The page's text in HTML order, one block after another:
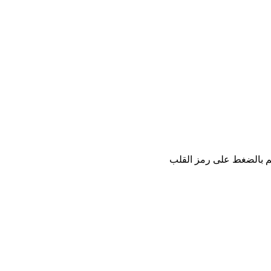
بالضغط على رمز القلب